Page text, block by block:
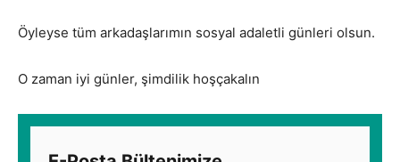
Öyleyse tüm arkadaşlarımın sosyal adaletli günleri olsun.
O zaman iyi günler, şimdilik hoşçakalın